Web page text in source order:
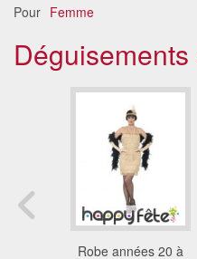
Pour Femme
Robe années 20 à